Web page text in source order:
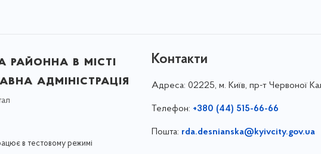
районна в місті
адміністрація
в тестовому режимі
Контакти
Адреса: 02225, м. Київ, пр-т Червоної
Телефон: +380 (44) 515-66-66
Пошта: rda.desnianska@kyivcity.gov.ua